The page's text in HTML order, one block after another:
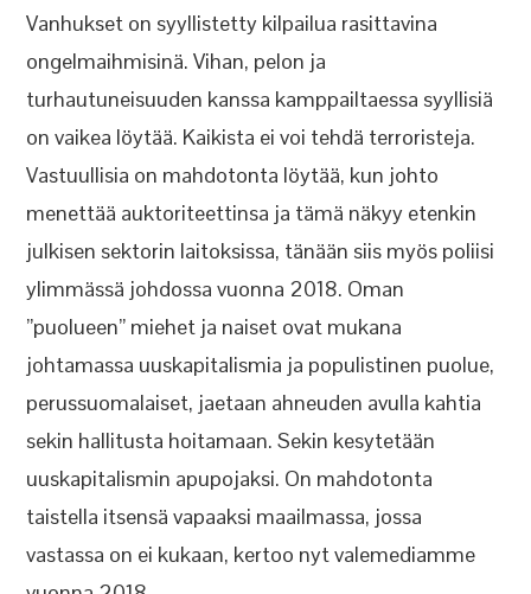
Vanhukset on syyllistetty kilpailua rasittavina
ongelmaihmisinä. Vihan, pelon ja
turhautuneisuuden kanssa kamppailtaessa syyllisiä
on vaikea löytää. Kaikista ei voi tehdä terroristeja.
Vastuullisia on mahdotonta löytää, kun johto
menettää auktoriteettinsa ja tämä näkyy etenkin
julkisen sektorin laitoksissa, tänään siis myös poliisi
ylimmässä johdossa vuonna 2018. Oman
”puolueen” miehet ja naiset ovat mukana
johtamassa uuskapitalismia ja populistinen puolue,
perussuomalaiset, jaetaan ahneuden avulla kahtia
sekin hallitusta hoitamaan. Sekin kesytetään
uuskapitalismin apupojaksi. On mahdotonta
taistella itsensä vapaaksi maailmassa, jossa
vastassa on ei kukaan, kertoo nyt valemediamme